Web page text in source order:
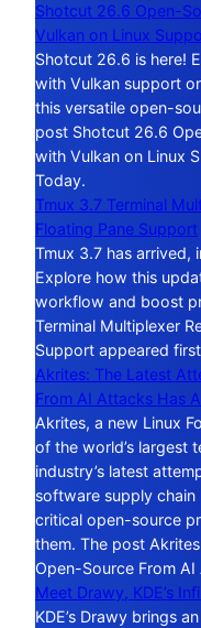
Shotcut 26.6 Open-
Vulkan on Linux
Shotcut 26.6 is here!
with Vulkan support
this versatile open-
post Shotcut 26.6
with Vulkan on Linux
Today.
Tmux 3.7 Terminal
Floating Pane Support
Tmux 3.7 has
Explore how this
workflow and boost
Terminal Multiplexer
Support appeared
Akrites: The Latest
From AI Attacks Has
Akrites, a new Linux
of the world’s largest
industry’s latest
software supply chain
critical open-source
them. The post
Open-Source From
Meet Drawy, KDE’s
KDE’s Drawy brings